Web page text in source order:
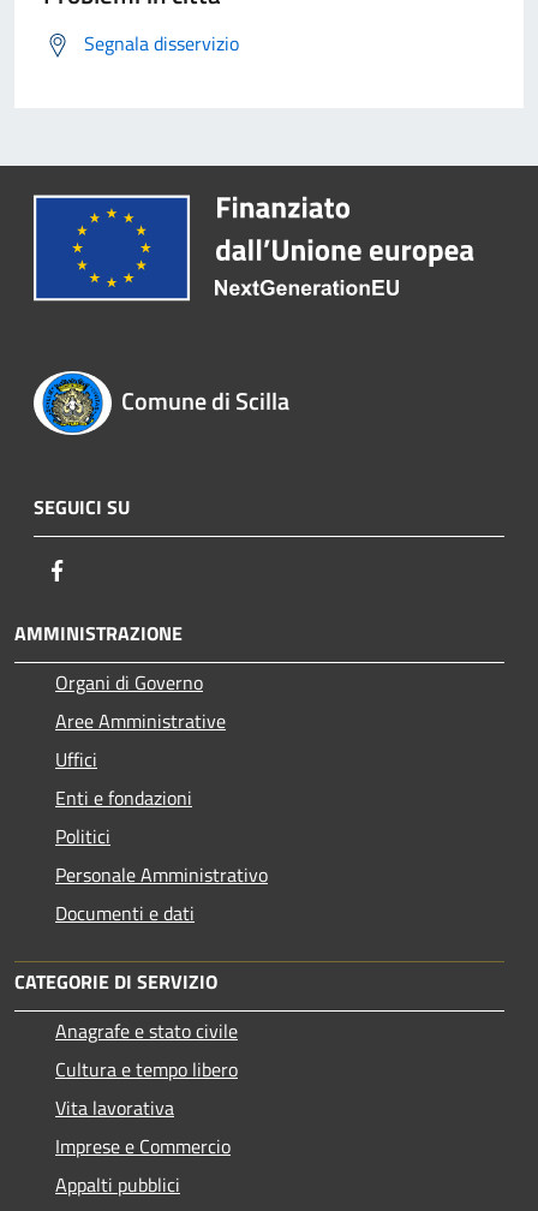
Segnala disservizio
Comune di Scilla
SEGUICI SU
AMMINISTRAZIONE
Organi di Governo
Aree Amministrative
Uffici
Enti e fondazioni
Politici
Personale Amministrativo
Documenti e dati
CATEGORIE DI SERVIZIO
Anagrafe e stato civile
Cultura e tempo libero
Vita lavorativa
Imprese e Commercio
Appalti pubblici